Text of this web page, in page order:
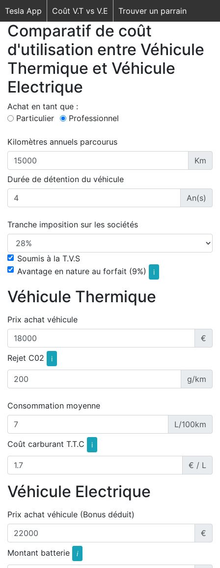
Tesla App Coût V.T vs V.E Trouver un parrain
Comparatif de coût
d'utilisation entre Véhicule
Thermique et Véhicule
Electrique
Achat en tant que :
Particulier
Professionnel
Kilomètres annuels parcourus
Km
Durée de détention du véhicule
An(s)
Tranche imposition sur les sociétés
Soumis à la T.V.S
Avantage en nature au forfait (9%)
i
Véhicule Thermique
Prix achat véhicule
€
Rejet C02
i
g/km
Consommation moyenne
L/100km
Coût carburant T.T.C
i
€ / L
Véhicule Electrique
Prix achat véhicule (Bonus déduit)
€
Montant batterie
i